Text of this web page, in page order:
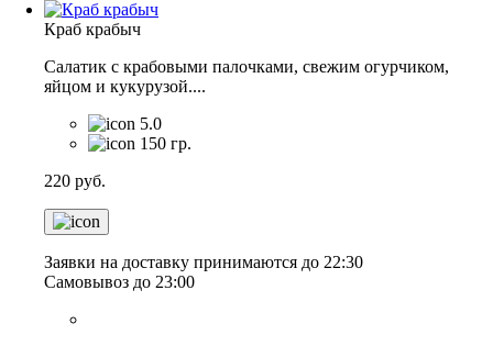
Краб крабыч
Салатик с крабовыми палочками, свежим огурчиком,
яйцом и кукурузой....
5.0
150 гр.
220 руб.
Заявки на доставку принимаются до 22:30
Самовывоз до 23:00